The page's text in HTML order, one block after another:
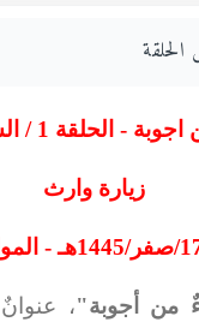
الحلقة 1 / الشيخ الغزي
زيارة وارث
من أجوبة"، عنوانٌ